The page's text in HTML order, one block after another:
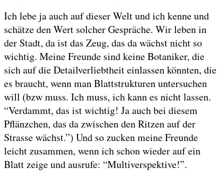
Ich lebe ja auch auf dieser Welt und ich kenne und
schätze den Wert solcher Gespräche. Wir leben in
der Stadt, da ist das Zeug, das da wächst nicht so
wichtig. Meine Freunde sind keine Botaniker, die
sich auf die Detailverliebtheit einlassen könnten, die
es braucht, wenn man Blattstrukturen untersuchen
will (bzw muss. Ich muss, ich kann es nicht lassen.
“Verdammt, das ist wichtig! Ja auch bei diesem
Pflänzchen, das da zwischen den Ritzen auf der
Strasse wächst.”) Und so zucken meine Freunde
leicht zusammen, wenn ich schon wieder auf ein
Blatt zeige und ausrufe: “Multiverspektive!”.